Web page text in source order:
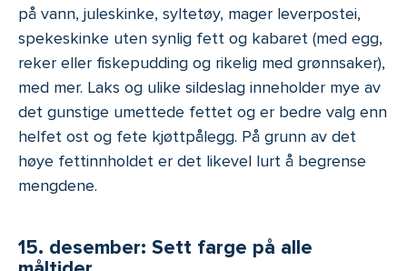
på vann, juleskinke, syltetøy, mager leverpostei,
spekeskinke uten synlig fett og kabaret (med egg,
reker eller fiskepudding og rikelig med grønnsaker),
med mer. Laks og ulike sildeslag inneholder mye av
det gunstige umettede fettet og er bedre valg enn
helfet ost og fete kjøttpålegg. På grunn av det
høye fettinnholdet er det likevel lurt å begrense
mengdene.
15. desember: Sett farge på alle